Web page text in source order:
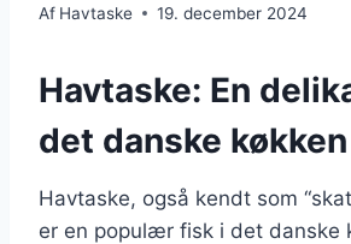
Af Havtaske 19. december 2024
Havtaske: En
det danske køkken
Havtaske, også kendt som
er en populær fisk i det danske